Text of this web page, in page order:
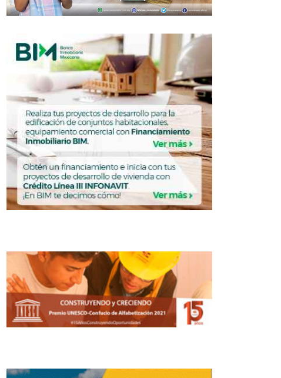
Realizarán en Sonora 2,800 acciones de
vivienda
VIVIENDA